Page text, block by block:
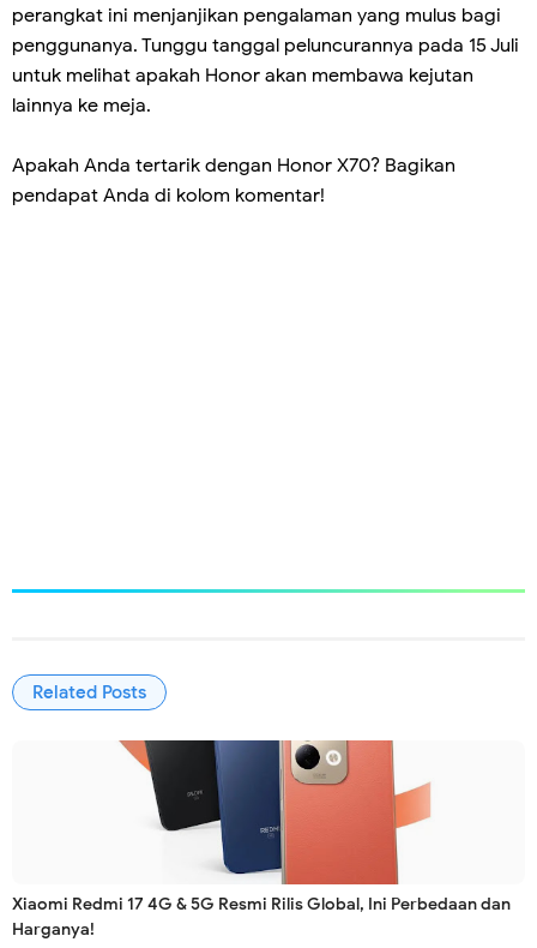
perangkat ini menjanjikan pengalaman yang mulus bagi
penggunanya. Tunggu tanggal peluncurannya pada 15 Juli
untuk melihat apakah Honor akan membawa kejutan
lainnya ke meja.
Apakah Anda tertarik dengan Honor X70? Bagikan
pendapat Anda di kolom komentar!
Related Posts
Xiaomi Redmi 17 4G & 5G Resmi Rilis Global, Ini Perbedaan dan
Harganya!